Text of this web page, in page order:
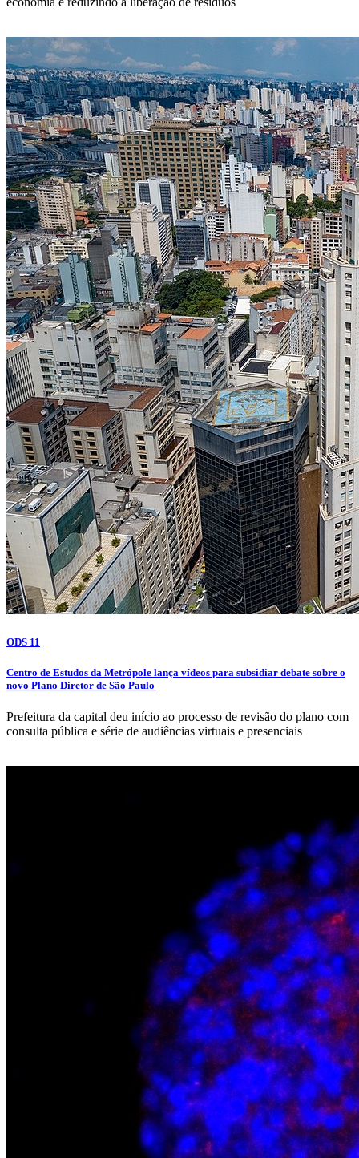
ODS 11
Centro de Estudos da Metrópole lança vídeos para subsidiar debate sobre o
novo Plano Diretor de São Paulo
Prefeitura da capital deu início ao processo de revisão do plano com
consulta pública e série de audiências virtuais e presenciais